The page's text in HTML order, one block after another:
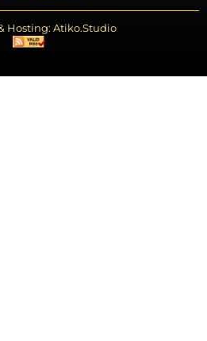
Hosting: Atiko.Studio